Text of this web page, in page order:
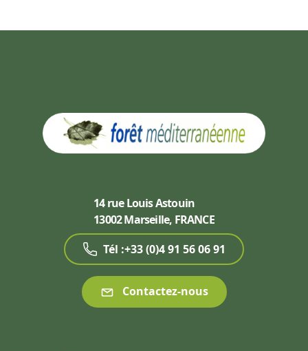
14 rue Louis Astouin
13002 Marseille, FRANCE
Tél :+33 (0)4 91 56 06 91
Contactez-nous